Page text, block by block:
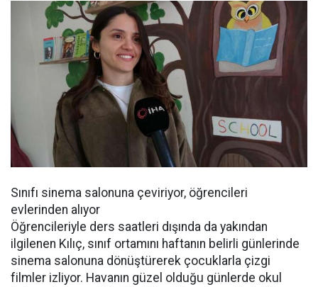
Sınıfı sinema salonuna çeviriyor, öğrencileri
evlerinden alıyor
Öğrencileriyle ders saatleri dışında da yakından
ilgilenen Kılıç, sınıf ortamını haftanın belirli günlerinde
sinema salonuna dönüştürerek çocuklarla çizgi
filmler izliyor. Havanın güzel olduğu günlerde okul